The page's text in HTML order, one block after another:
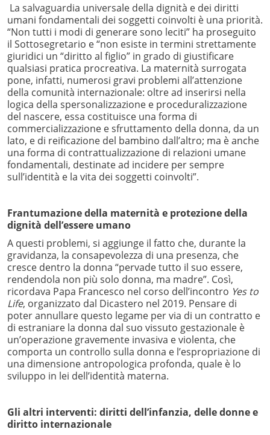
La salvaguardia universale della dignità e dei diritti
umani fondamentali dei soggetti coinvolti è una priorità.
“Non tutti i modi di generare sono leciti” ha proseguito
il Sottosegretario e “non esiste in termini strettamente
giuridici un “diritto al figlio” in grado di giustificare
qualsiasi pratica procreativa. La maternità surrogata
pone, infatti, numerosi gravi problemi all’attenzione
della comunità internazionale: oltre ad inserirsi nella
logica della spersonalizzazione e proceduralizzazione
del nascere, essa costituisce una forma di
commercializzazione e sfruttamento della donna, da un
lato, e di reificazione del bambino dall’altro; ma è anche
una forma di contrattualizzazione di relazioni umane
fondamentali, destinate ad incidere per sempre
sull’identità e la vita dei soggetti coinvolti”.
Frantumazione della maternità e protezione della
dignità dell’essere umano
A questi problemi, si aggiunge il fatto che, durante la
gravidanza, la consapevolezza di una presenza, che
cresce dentro la donna “pervade tutto il suo essere,
rendendola non più solo donna, ma madre”. Così,
ricordava Papa Francesco nel corso dell’incontro Yes to
Life, organizzato dal Dicastero nel 2019. Pensare di
poter annullare questo legame per via di un contratto e
di estraniare la donna dal suo vissuto gestazionale è
un’operazione gravemente invasiva e violenta, che
comporta un controllo sulla donna e l’espropriazione di
una dimensione antropologica profonda, quale è lo
sviluppo in lei dell’identità materna.
Gli altri interventi: diritti dell’infanzia, delle donne e
diritto internazionale